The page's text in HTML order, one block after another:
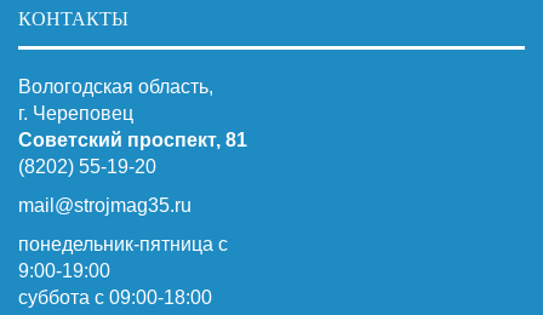
КОНТАКТЫ
Вологодская область,
г. Череповец
Советский проспект, 81
(8202) 55-19-20
mail@strojmag35.ru
понедельник-пятница с
9:00-19:00
суббота c 09:00-18:00